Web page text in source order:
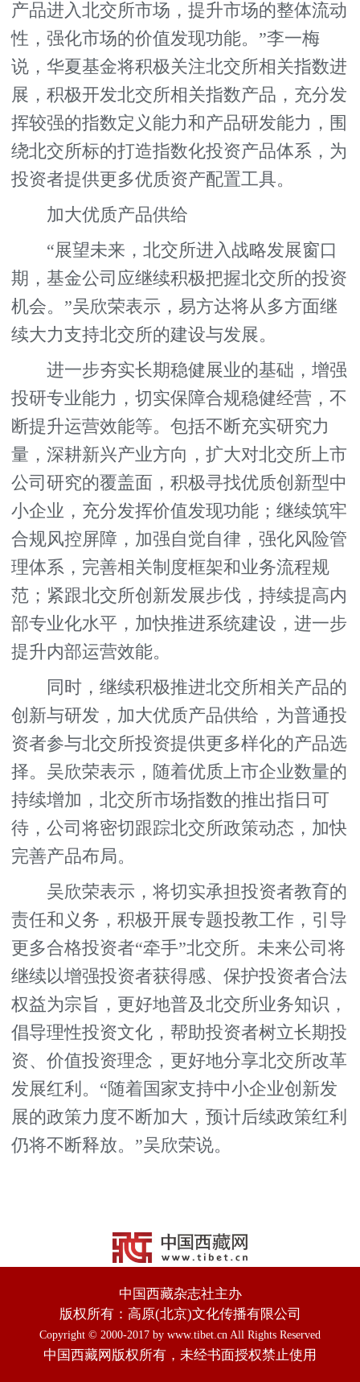
产品进入北交所市场，提升市场的整体流动
性，强化市场的价值发现功能。”李一梅
说，华夏基金将积极关注北交所相关指数进
展，积极开发北交所相关指数产品，充分发
挥较强的指数定义能力和产品研发能力，围
绕北交所标的打造指数化投资产品体系，为
投资者提供更多优质资产配置工具。
加大优质产品供给
“展望未来，北交所进入战略发展窗口
期，基金公司应继续积极把握北交所的投资
机会。”吴欣荣表示，易方达将从多方面继
续大力支持北交所的建设与发展。
进一步夯实长期稳健展业的基础，增强
投研专业能力，切实保障合规稳健经营，不
断提升运营效能等。包括不断充实研究力
量，深耕新兴产业方向，扩大对北交所上市
公司研究的覆盖面，积极寻找优质创新型中
小企业，充分发挥价值发现功能；继续筑牢
合规风控屏障，加强自觉自律，强化风险管
理体系，完善相关制度框架和业务流程规
范；紧跟北交所创新发展步伐，持续提高内
部专业化水平，加快推进系统建设，进一步
提升内部运营效能。
同时，继续积极推进北交所相关产品的
创新与研发，加大优质产品供给，为普通投
资者参与北交所投资提供更多样化的产品选
择。吴欣荣表示，随着优质上市企业数量的
持续增加，北交所市场指数的推出指日可
待，公司将密切跟踪北交所政策动态，加快
完善产品布局。
吴欣荣表示，将切实承担投资者教育的
责任和义务，积极开展专题投教工作，引导
更多合格投资者“牵手”北交所。未来公司将
继续以增强投资者获得感、保护投资者合法
权益为宗旨，更好地普及北交所业务知识，
倡导理性投资文化，帮助投资者树立长期投
资、价值投资理念，更好地分享北交所改革
发展红利。“随着国家支持中小企业创新发
展的政策力度不断加大，预计后续政策红利
仍将不断释放。”吴欣荣说。
中国西藏杂志社主办
版权所有：高原(北京)文化传播有限公司
Copyright © 2000-2017 by www.tibet.cn All Rights Reserved
中国西藏网版权所有，未经书面授权禁止使用